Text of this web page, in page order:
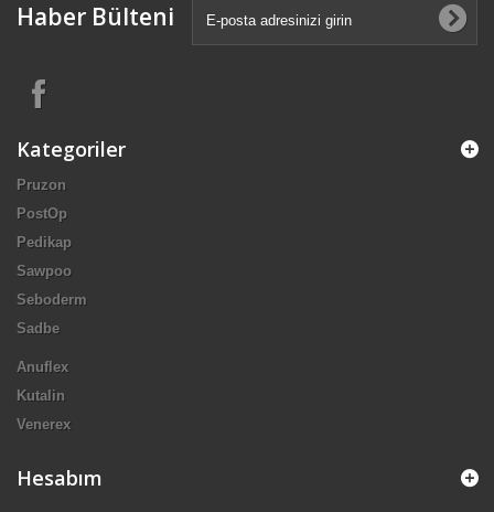
Haber Bülteni
Kategoriler
Pruzon
PostOp
Pedikap
Sawpoo
Seboderm
Sadbe
Anuflex
Kutalin
Venerex
Hesabım